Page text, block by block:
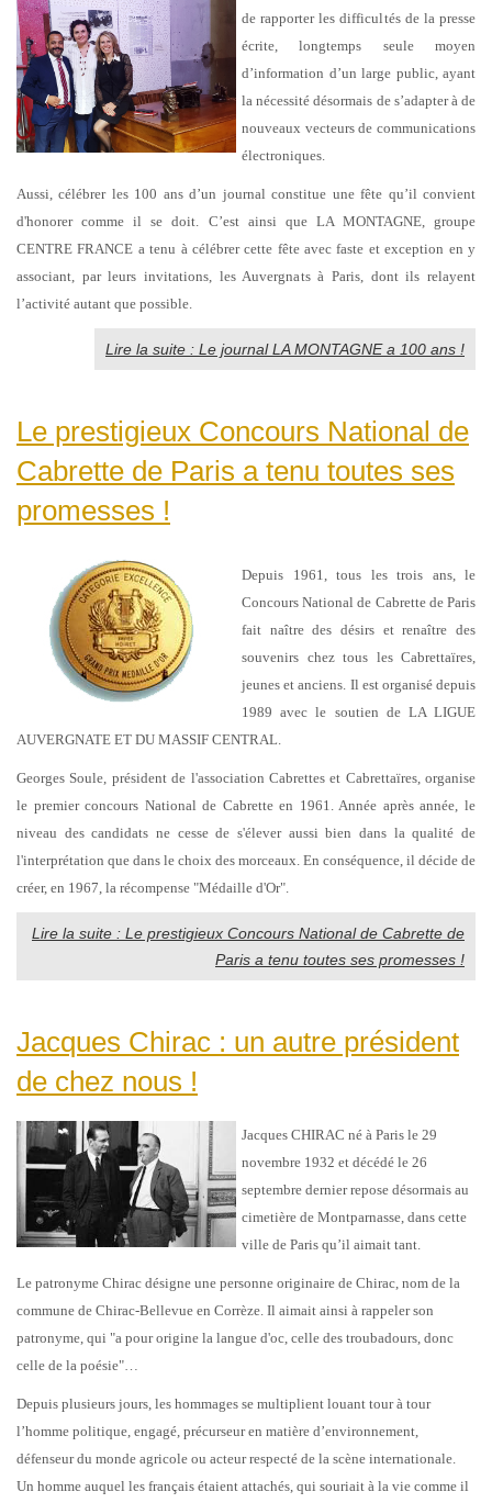
de rapporter les difficultés de la presse
écrite, longtemps seule moyen
d’information d’un large public, ayant
la nécessité désormais de s’adapter à de
nouveaux vecteurs de communications
électroniques.
Aussi, célébrer les 100 ans d’un journal constitue une fête qu’il convient
d'honorer comme il se doit. C’est ainsi que LA MONTAGNE, groupe
CENTRE FRANCE a tenu à célébrer cette fête avec faste et exception en y
associant, par leurs invitations, les Auvergnats à Paris, dont ils relayent
l’activité autant que possible.
Lire la suite : Le journal LA MONTAGNE a 100 ans !
Le prestigieux Concours National de
Cabrette de Paris a tenu toutes ses
promesses !
Depuis 1961, tous les trois ans, le
Concours National de Cabrette de Paris
fait naître des désirs et renaître des
souvenirs chez tous les Cabrettaïres,
jeunes et anciens. Il est organisé depuis
1989 avec le soutien de LA LIGUE
AUVERGNATE ET DU MASSIF CENTRAL.
Georges Soule, président de l'association Cabrettes et Cabrettaïres, organise
le premier concours National de Cabrette en 1961. Année après année, le
niveau des candidats ne cesse de s'élever aussi bien dans la qualité de
l'interprétation que dans le choix des morceaux. En conséquence, il décide de
créer, en 1967, la récompense "Médaille d'Or".
Lire la suite : Le prestigieux Concours National de Cabrette de
Paris a tenu toutes ses promesses !
Jacques Chirac : un autre président
de chez nous !
Jacques CHIRAC né à Paris le 29
novembre 1932 et décédé le 26
septembre dernier repose désormais au
cimetière de Montparnasse, dans cette
ville de Paris qu’il aimait tant.
Le patronyme Chirac désigne une personne originaire de Chirac, nom de la
commune de Chirac-Bellevue en Corrèze. Il aimait ainsi à rappeler son
patronyme, qui "a pour origine la langue d'oc, celle des troubadours, donc
celle de la poésie"…
Depuis plusieurs jours, les hommages se multiplient louant tour à tour
l’homme politique, engagé, précurseur en matière d’environnement,
défenseur du monde agricole ou acteur respecté de la scène internationale.
Un homme auquel les français étaient attachés, qui souriait à la vie comme il